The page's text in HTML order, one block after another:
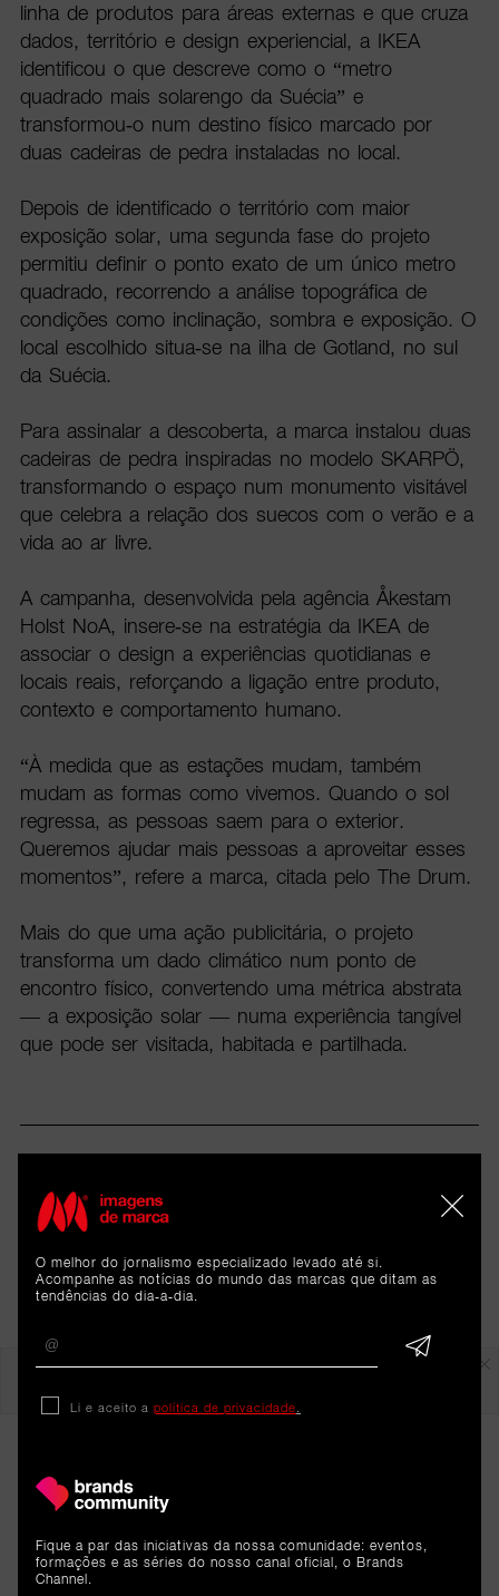
linha de produtos para áreas externas e que cruza
dados, território e design experiencial, a IKEA
identificou o que descreve como o “metro
quadrado mais solarengo da Suécia” e
transformou-o num destino físico marcado por
duas cadeiras de pedra instaladas no local.
Depois de identificado o território com maior
exposição solar, uma segunda fase do projeto
permitiu definir o ponto exato de um único metro
quadrado, recorrendo a análise topográfica de
condições como inclinação, sombra e exposição. O
local escolhido situa-se na ilha de Gotland, no sul
da Suécia.
Para assinalar a descoberta, a marca instalou duas
cadeiras de pedra inspiradas no modelo SKARPÖ,
transformando o espaço num monumento visitável
que celebra a relação dos suecos com o verão e a
vida ao ar livre.
A campanha, desenvolvida pela agência Åkestam
Holst NoA, insere-se na estratégia da IKEA de
associar o design a experiências quotidianas e
locais reais, reforçando a ligação entre produto,
contexto e comportamento humano.
“À medida que as estações mudam, também
mudam as formas como vivemos. Quando o sol
regressa, as pessoas saem para o exterior.
Queremos ajudar mais pessoas a aproveitar esses
momentos”, refere a marca, citada pelo The Drum.
Mais do que uma ação publicitária, o projeto
transforma um dado climático num ponto de
encontro físico, convertendo uma métrica abstrata
— a exposição solar — numa experiência tangível
que pode ser visitada, habitada e partilhada.
O melhor do jornalismo especializado levado até si.
Acompanhe as notícias do mundo das marcas que ditam as
tendências do dia-a-dia.
Li e aceito a política de privacidade.
Fique a par das iniciativas da nossa comunidade: eventos,
formações e as séries do nosso canal oficial, o Brands
Channel.